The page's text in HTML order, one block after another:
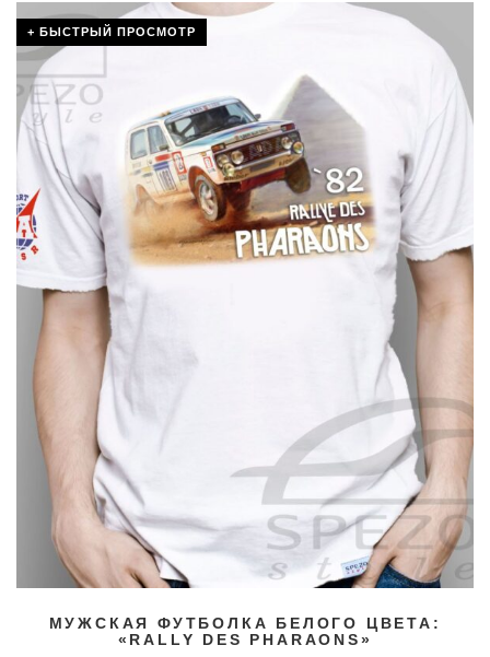
+ БЫСТРЫЙ ПРОСМОТР
МУЖСКАЯ ФУТБОЛКА БЕЛОГО ЦВЕТА:
«RALLY DES PHARAONS»